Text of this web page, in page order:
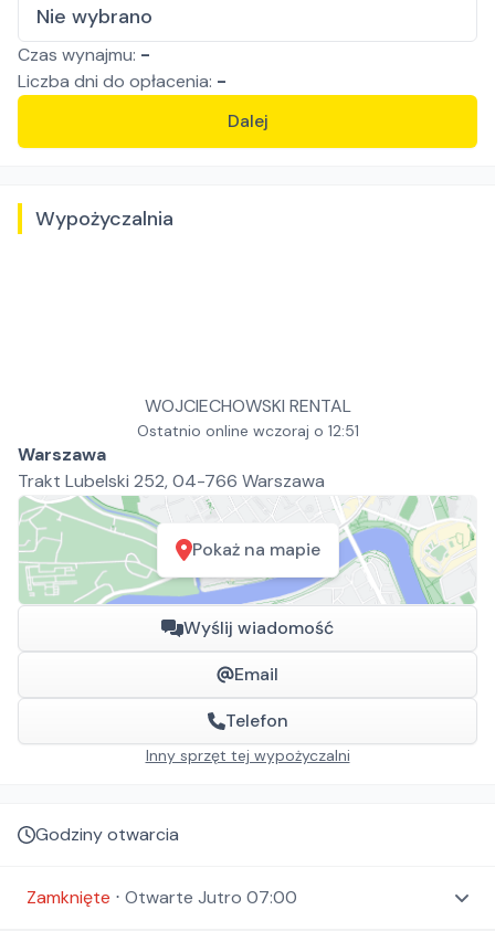
Nie wybrano
Czas wynajmu: -
Liczba dni do opłacenia: -
Dalej
Wypożyczalnia
WOJCIECHOWSKI RENTAL
Ostatnio online wczoraj o 12:51
Warszawa
Trakt Lubelski 252, 04-766 Warszawa
Pokaż na mapie
Wyślij wiadomość
Email
Telefon
Inny sprzęt tej wypożyczalni
Godziny otwarcia
Zamknięte ⋅ Otwarte Jutro 07:00